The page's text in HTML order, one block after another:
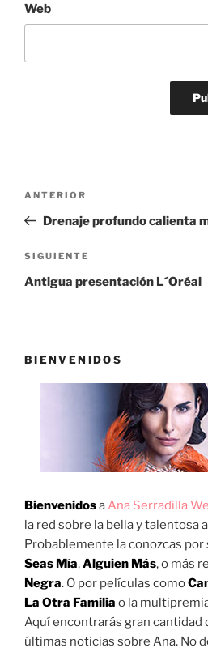
Web
entradas
Entrada
anterior:
ANTERIOR
Drenaje profundo calienta
Siguiente
entrada
SIGUIENTE
Antigua presentación L´Oréal
BIENVENIDOS
BienvenidosaAna Serradilla
la red sobre la bella y talentosa
Probablemente la conozcas
Seas Mía,Alguien Más, o más
Negra. O por películas como
La Otra Familia o la
Aquí encontrarás gran cantidad
últimas noticias sobre Ana. No